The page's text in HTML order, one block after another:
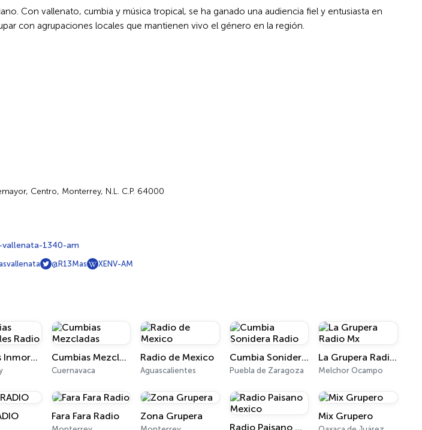
Con vallenato, cumbia y música tropical, se ha ganado una audiencia fiel y entusiasta en
con agrupaciones locales que mantienen vivo el género en la región.
Centro, Monterrey, N.L. C.P. 64000
1340-am
@R13Mas XENV-AM
Cumbias Inmortales Radio Cumbias Mezcladas
Cuernavaca
Radio de Mexico
Aguascalientes
Cumbia Sonidera Radio
Puebla de Zaragoza
La Grupera Radio Mx
Melchor Ocampo
Fara Fara Radio Zona Grupera
Radio Paisano Mexico
Mix Grupero